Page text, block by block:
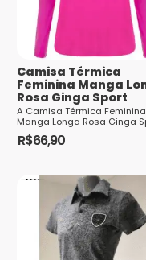
E-mail
como seus dados
Camisa Térmica
Feminina Manga
Rosa Ginga Sport
A Camisa Térmica Feminina
Manga Longa Rosa Ginga
perfeita para as mulheres
buscam conforto e proteção
R$66,90
produto
várias
variantes.